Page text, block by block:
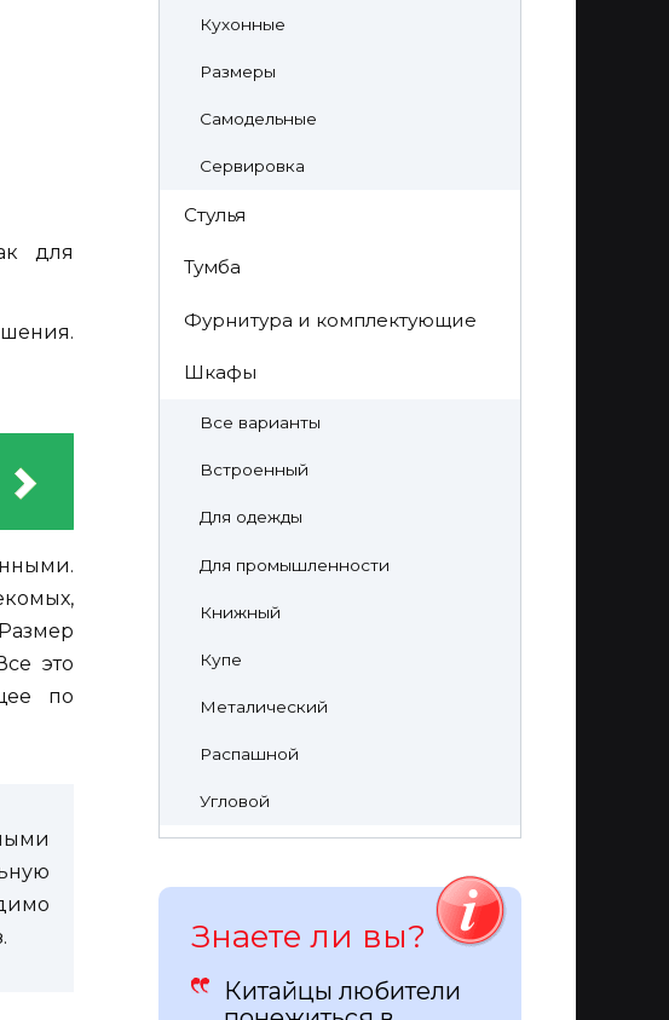
для
это
по
Кухонные
Размеры
Самодельные
Сервировка
Стулья
Тумба
Фурнитура и комплектующие
Шкафы
Все варианты
Встроенный
Для одежды
Для промышленности
Книжный
Купе
Металический
Распашной
Угловой
Знаете ли вы?
Китайцы любители